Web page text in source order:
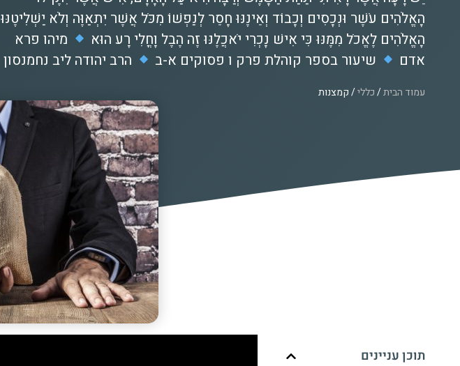
הָאֱלֹהִים עֹשֶׁר וּנְכָסִים וְכָבוֹד וְאֵינֶנּוּ חָסֵר לְנַפְשׁוֹ מִכֹּל אֲשֶׁר יִתְאַוֶּה וְלֹא יַשְׁלִיטֶנּוּ
הָאֱלֹהִים לֶאֱכֹל מִמֶּנּוּ כִּי אִישׁ נָכְרִי יֹאכֲלֶנּוּ זֶה הֶבֶל וָחֳלִי רָע הוּא
מיהו פרא
אדם
שיעור בספר קוהלת פרק ו פסוקים א-ב הרב יהודה ליב נחמנסון
עמוד הבית/כללי/ קמצנות
תוכן עניינים